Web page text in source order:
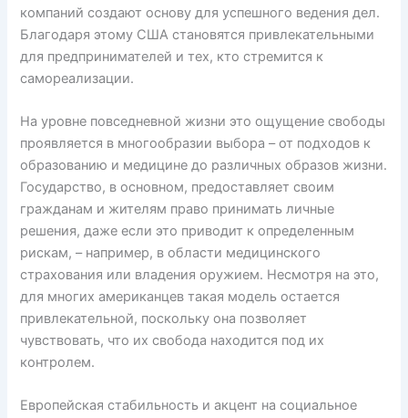
компаний создают основу для успешного ведения дел.
Благодаря этому США становятся привлекательными
для предпринимателей и тех, кто стремится к
самореализации.
На уровне повседневной жизни это ощущение свободы
проявляется в многообразии выбора – от подходов к
образованию и медицине до различных образов жизни.
Государство, в основном, предоставляет своим
гражданам и жителям право принимать личные
решения, даже если это приводит к определенным
рискам, – например, в области медицинского
страхования или владения оружием. Несмотря на это,
для многих американцев такая модель остается
привлекательной, поскольку она позволяет
чувствовать, что их свобода находится под их
контролем.
Европейская стабильность и акцент на социальное